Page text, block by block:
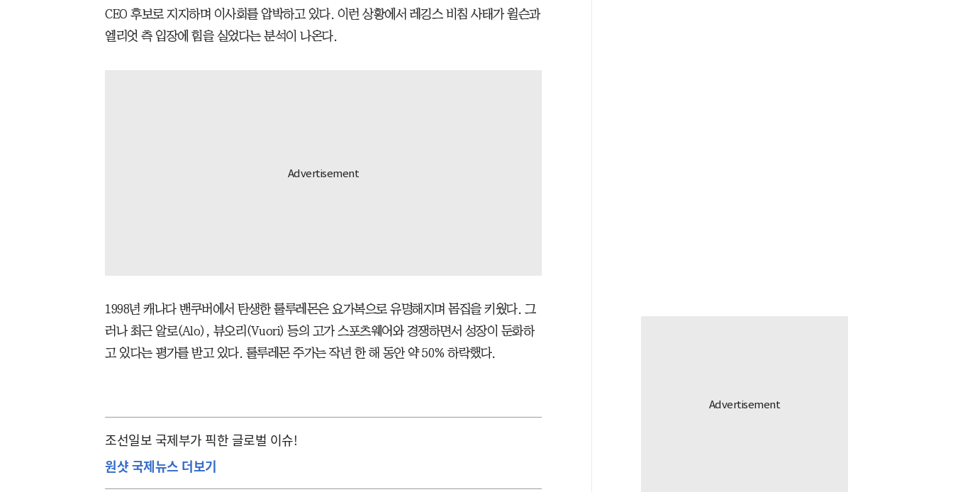
CEO 후보로 지지하며 이사회를 압박하고 있다. 이런 상황에서 레깅스 비침 사태가 윌슨과
엘리엇 측 입장에 힘을 실었다는 분석이 나온다.
1998년 캐나다 밴쿠버에서 탄생한 룰루레몬은 요가복으로 유명해지며 몸집을 키웠다. 그
러나 최근 알로(Alo), 뷰오리(Vuori) 등의 고가 스포츠웨어와 경쟁하면서 성장이 둔화하
고 있다는 평가를 받고 있다. 룰루레몬 주가는 작년 한 해 동안 약 50% 하락했다.
조선일보 국제부가 픽한 글로벌 이슈!
원샷 국제뉴스 더보기